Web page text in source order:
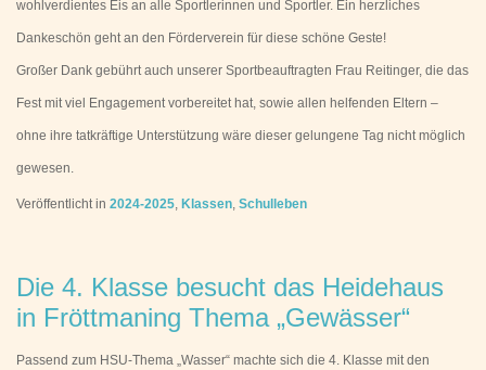
wohlverdientes Eis an alle Sportlerinnen und Sportler. Ein herzliches
Dankeschön geht an den Förderverein für diese schöne Geste!
Großer Dank gebührt auch unserer Sportbeauftragten Frau Reitinger, die das
Fest mit viel Engagement vorbereitet hat, sowie allen helfenden Eltern –
ohne ihre tatkräftige Unterstützung wäre dieser gelungene Tag nicht möglich
gewesen.
Veröffentlicht in 2024-2025, Klassen, Schulleben
Die 4. Klasse besucht das Heidehaus
in Fröttmaning Thema „Gewässer“
Passend zum HSU-Thema „Wasser“ machte sich die 4. Klasse mit den